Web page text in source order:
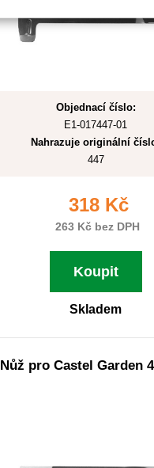
Objednací číslo:
E1-017447-01
Nahrazuje originální
447
318 Kč
263 Kč bez DPH
Koupit
Skladem
Nůž pro Castel Garden